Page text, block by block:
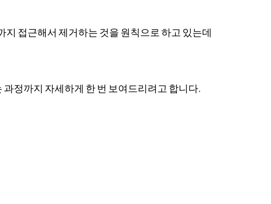
지 접근해서 제거하는 것을 원칙으로 하고 있는데
정까지 자세하게 한 번 보여드리려고 합니다.